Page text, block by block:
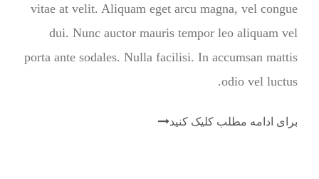
vitae at velit. Aliquam eget arcu magna, vel congue
dui. Nunc auctor mauris tempor leo aliquam vel
porta ante sodales. Nulla facilisi. In accumsan mattis
odio vel luctus.
برای ادامه مطلب کلیک کنید